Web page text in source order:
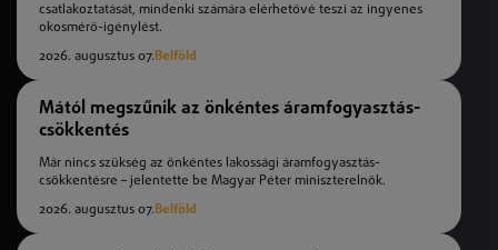
csatlakoztatását, mindenki számára elérhetővé teszi az ingyenes
okosmérő-igénylést.
2026. augusztus 07.Belföld
Mától megszűnik az önkéntes áramfogyasztás-
csökkentés
Már nincs szükség az önkéntes lakossági áramfogyasztás-
csökkentésre – jelentette be Magyar Péter miniszterelnök.
2026. augusztus 07.Belföld